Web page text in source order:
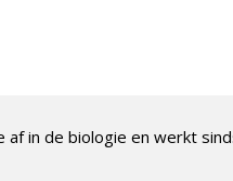
in de biologie en werkt